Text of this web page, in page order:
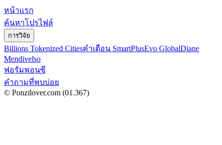
หน้าแรก
ค้นหาโปรไฟล์
การวิจัย
Billions Tokenized Citiesคำเตือน SmartPlusEvo GlobalDiane
Mendivelso
ฟอรัมพอนซี
คำถามที่พบบ่อย
© Ponzilover.com (01.367)